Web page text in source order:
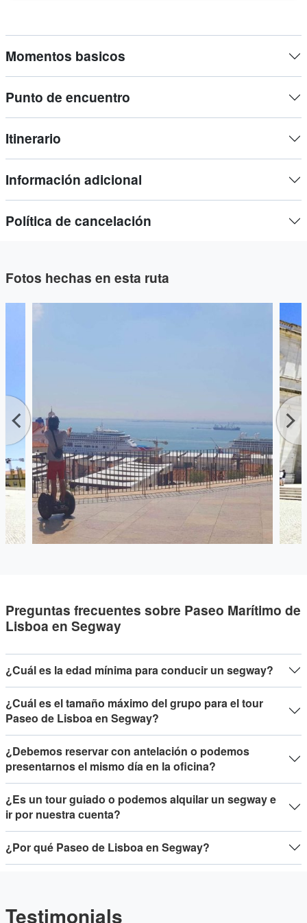
que desean divertirse sobre ruedas y conocer la ciudad para
obtener las mejores recomendaciones!
Momentos basicos
Punto de encuentro
Itinerario
Información adicional
Política de cancelación
Fotos hechas en esta ruta
Preguntas frecuentes sobre Paseo Marítimo de
Lisboa en Segway
¿Cuál es la edad mínima para conducir un segway?
¿Cuál es el tamaño máximo del grupo para el tour
Paseo de Lisboa en Segway?
¿Debemos reservar con antelación o podemos
presentarnos el mismo día en la oficina?
¿Es un tour guiado o podemos alquilar un segway e
ir por nuestra cuenta?
¿Por qué Paseo de Lisboa en Segway?
Testimonials